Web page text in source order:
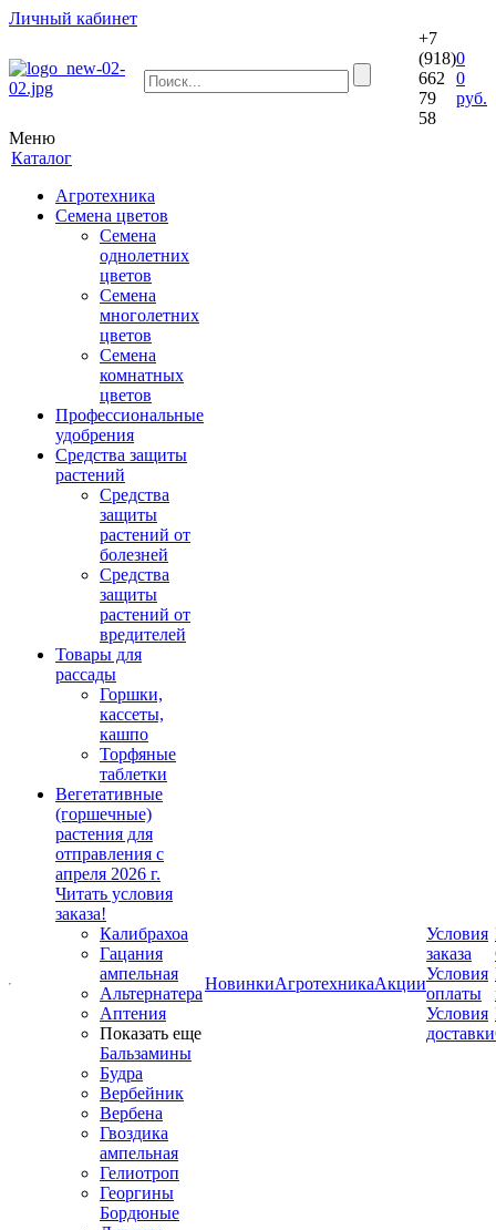
Личный кабинет
+7
(918)
662
79
58
0
0
руб.
Меню
Каталог
Агротехника
Семена цветов
Семена
однолетних
цветов
Семена
многолетних
цветов
Семена
комнатных
цветов
Профессиональные
удобрения
Средства защиты
растений
Средства
защиты
растений от
болезней
Средства
защиты
растений от
вредителей
Товары для
рассады
Горшки,
кассеты,
кашпо
Торфяные
таблетки
Вегетативные
(горшечные)
растения для
отправления с
апреля 2026 г.
Читать условия
заказа!
Калибрахоа
Гацания
ампельная
Альтернатера
Аптения
Показать еще
Бальзамины
Будра
Вербейник
Вербена
Гвоздика
ампельная
Гелиотроп
Георгины
Бордюные
НовинкиАгротехникаАкции
Условия
заказа
Условия
оплаты
Условия
доставки